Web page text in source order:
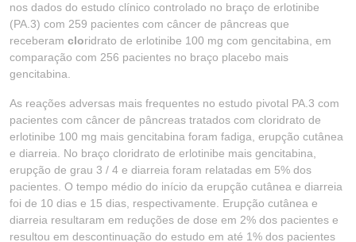
nos dados do estudo clínico controlado no braço de erlotinibe
(PA.3) com 259 pacientes com câncer de pâncreas que
receberam cloridrato de erlotinibe 100 mg com gencitabina, em
comparação com 256 pacientes no braço placebo mais
gencitabina.
As reações adversas mais frequentes no estudo pivotal PA.3 com
pacientes com câncer de pâncreas tratados com cloridrato de
erlotinibe 100 mg mais gencitabina foram fadiga, erupção cutânea
e diarreia. No braço cloridrato de erlotinibe mais gencitabina,
erupção de grau 3 / 4 e diarreia foram relatadas em 5% dos
pacientes. O tempo médio do início da erupção cutânea e diarreia
foi de 10 dias e 15 dias, respectivamente. Erupção cutânea e
diarreia resultaram em reduções de dose em 2% dos pacientes e
resultou em descontinuação do estudo em até 1% dos pacientes